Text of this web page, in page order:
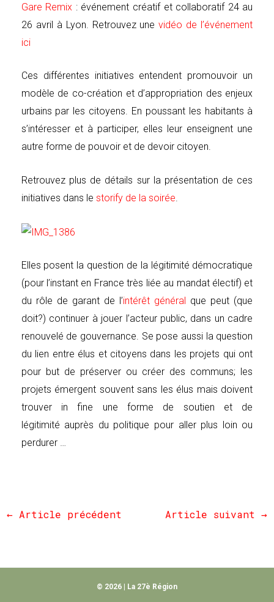
Gare Remix : événement créatif et collaboratif 24 au
26 avril à Lyon. Retrouvez unevidéo de l’événement
ici
Ces différentes initiatives entendent promouvoir un
modèle de co-création et d’appropriation des enjeux
urbains par les citoyens. En poussant les habitants à
s’intéresser et à participer, elles leur enseignent une
autre forme de pouvoir et de devoir citoyen.
Retrouvez plus de détails sur la présentation de ces
initiatives dans le storify de la soirée.
Elles posent la question de la légitimité démocratique
(pour l’instant en France très liée au mandat électif) et
du rôle de garant de l’intérêt général que peut (que
doit?) continuer à jouer l’acteur public, dans un cadre
renouvelé de gouvernance. Se pose aussi la question
du lien entre élus et citoyens dans les projets qui ont
pour but de préserver ou créer des communs; les
projets émergent souvent sans les élus mais doivent
trouver in fine une forme de soutien et de
légitimité auprès du politique pour aller plus loin ou
perdurer …
←Article précédent Article suivant→
© 2026 | La 27è Région